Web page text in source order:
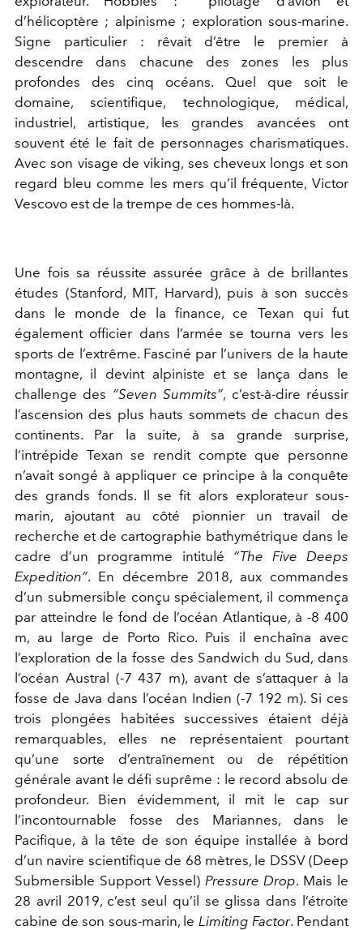
d’hélicoptère ; alpinisme ; exploration sous-marine.
Signe particulier : rêvait d’être le premier à
descendre dans chacune des zones les plus
profondes des cinq océans. Quel que soit le
domaine, scientifique, technologique, médical,
industriel, artistique, les grandes avancées ont
souvent été le fait de personnages charismatiques.
Avec son visage de viking, ses cheveux longs et son
regard bleu comme les mers qu’il fréquente, Victor
Vescovo est de la trempe de ces hommes-là.
Une fois sa réussite assurée grâce à de brillantes
études (Stanford, MIT, Harvard), puis à son succès
dans le monde de la finance, ce Texan qui fut
également officier dans l’armée se tourna vers les
sports de l’extrême. Fasciné par l’univers de la haute
montagne, il devint alpiniste et se lança dans le
challenge des “Seven Summits”, c’est-à-dire réussir
l’ascension des plus hauts sommets de chacun des
continents. Par la suite, à sa grande surprise,
l’intrépide Texan se rendit compte que personne
n’avait songé à appliquer ce principe à la conquête
des grands fonds. Il se fit alors explorateur sous-
marin, ajoutant au côté pionnier un travail de
recherche et de cartographie bathymétrique dans le
cadre d’un programme intitulé “The Five Deeps
Expedition”. En décembre 2018, aux commandes
d’un submersible conçu spécialement, il commença
par atteindre le fond de l’océan Atlantique, à -8 400
m, au large de Porto Rico. Puis il enchaîna avec
l’exploration de la fosse des Sandwich du Sud, dans
l’océan Austral (-7 437 m), avant de s’attaquer à la
fosse de Java dans l’océan Indien (-7 192 m). Si ces
trois plongées habitées successives étaient déjà
remarquables, elles ne représentaient pourtant
qu’une sorte d’entraînement ou de répétition
générale avant le défi suprême : le record absolu de
profondeur. Bien évidemment, il mit le cap sur
l’incontournable fosse des Mariannes, dans le
Pacifique, à la tête de son équipe installée à bord
d’un navire scientifique de 68 mètres, le DSSV (Deep
Submersible Support Vessel) Pressure Drop. Mais le
28 avril 2019, c’est seul qu’il se glissa dans l’étroite
cabine de son sous-marin, le Limiting Factor. Pendant